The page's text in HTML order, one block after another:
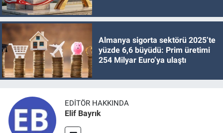
Almanya sigorta sektörü 2025’te
yüzde 6,6 büyüdü: Prim üretimi
254 Milyar Euro’ya ulaştı
EDITÖR HAKKINDA
Elif Bayrık